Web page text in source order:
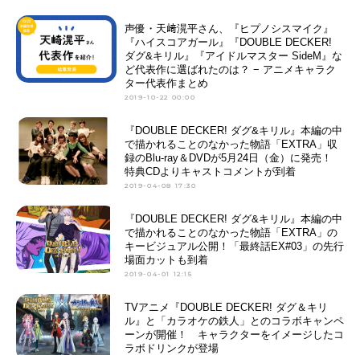
声優・天﨑滉平さん、『ヒプノシスマイク』
『ハイスコアガール』『DOUBLE DECKER!
ダグ&キリル』『アイドルマスター SideM』な
ど代表作に選ばれたのは？ − アニメキャラク
ター代表作まとめ
2019-10-22 00:00
『DOUBLE DECKER! ダグ&キリル』本編の中
で描かれることのなかった物語「EXTRA」収
録のBlu-ray＆DVDが5月24日（金）に発売！
特典CDよりキャストコメントが到着
2019-04-08 17:30
『DOUBLE DECKER! ダグ&キリル』本編の中
で描かれることのなかった物語「EXTRA」の
キービジュアル公開！「最終話EX#03」の先行
場面カットも到着
2019-04-01 12:15
TVアニメ『DOUBLE DECKER! ダグ＆キリ
ル』と「カラオケの鉄人」とのコラボキャンペ
ーンが開催！ キャラクターをイメージしたコ
ラボドリンクが登場